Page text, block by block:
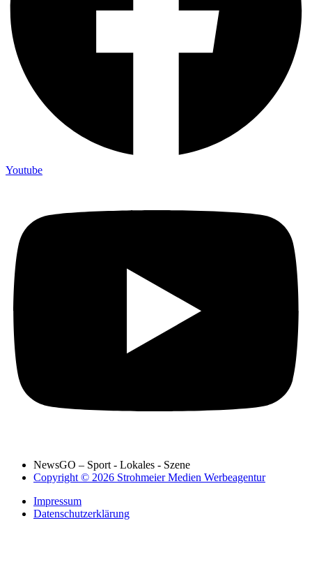
Youtube
NewsGO – Sport - Lokales - Szene
Copyright © 2026 Strohmeier Medien Werbeagentur
Impressum
Datenschutzerklärung